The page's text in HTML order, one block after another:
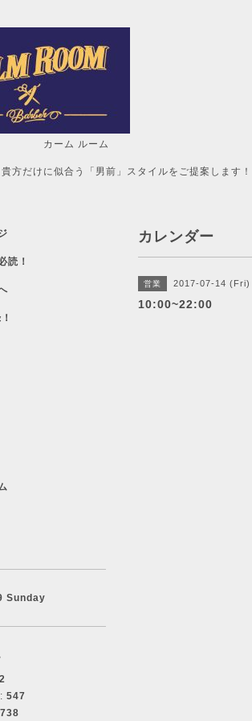
ルーム
けの「男前」を
方だけに似合う「男前」スタイルをご提案します！
カレンダー
営業 2017-07-14 (Fri)
10:00~22:00
読！
Sunday
547